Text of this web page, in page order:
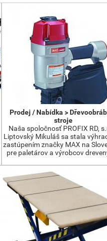
Prodej / Nabídka >
stroje
Naša spoločnosť PROFIX RD,
Liptovský Mikuláš sa stala
zastúpením značky MAX na
pre paletárov a výrobcov